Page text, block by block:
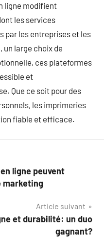
ligne modifient
les services
par les entreprises et les
large choix de
ces plateformes
et
Que ce soit pour des
les imprimeries
fiable et efficace.
ligne peuvent
marketing
Article suivant
et durabilité: un duo
gagnant?